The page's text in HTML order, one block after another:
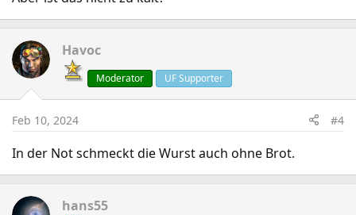
Havoc
Moderator UF Supporter
Feb 10, 2024 #4
In der Not schmeckt die Wurst auch ohne Brot.
hans55